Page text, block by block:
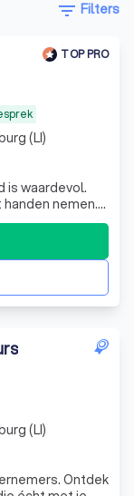
filter_list Filters
TOP PRO
nemen.
financiële
hart kunt
(LI)
Ontdek
(LI)